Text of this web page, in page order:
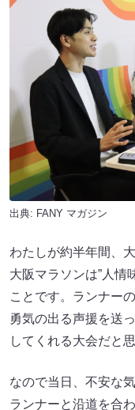
出典: FANY マガジン
わたしが約半年間、
大阪マラソンは”人情
ことです。ランナー
勇気の出る声援を送
してくれる大会だと思
なので当日、不安な
ランナーと沿道を合